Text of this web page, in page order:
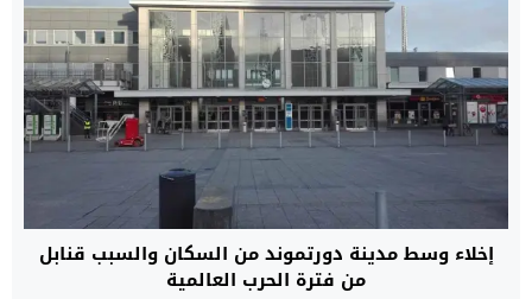
إخلاء وسط مدينة دورتموند من السكان والسبب قنابل
من فترة الحرب العالمية